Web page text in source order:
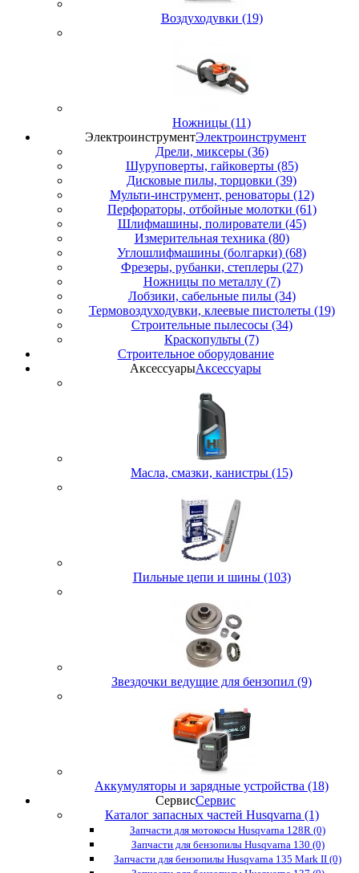
Воздуходувки (19)
Ножницы (11)
ЭлектроинструментЭлектроинструмент
Дрели, миксеры (36)
Шуруповерты, гайковерты (85)
Дисковые пилы, торцовки (39)
Мульти-инструмент, реноваторы (12)
Перфораторы, отбойные молотки (61)
Шлифмашины, полирователи (45)
Измерительная техника (80)
Углошлифмашины (болгарки) (68)
Фрезеры, рубанки, степлеры (27)
Ножницы по металлу (7)
Лобзики, сабельные пилы (34)
Термовоздуходувки, клеевые пистолеты (19)
Строительные пылесосы (34)
Краскопульты (7)
Строительное оборудование
АксессуарыАксессуары
Масла, смазки, канистры (15)
Пильные цепи и шины (103)
Звездочки ведущие для бензопил (9)
Аккумуляторы и зарядные устройства (18)
СервисСервис
Каталог запасных частей Husqvarna (1)
Запчасти для мотокосы Husqvarna 128R (0)
Запчасти для бензопилы Husqvarna 130 (0)
Запчасти для бензопилы Husqvarna 135 Mark II (0)